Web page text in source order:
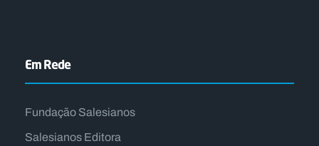
Em Rede
Fundação Salesianos
Salesianos Editora